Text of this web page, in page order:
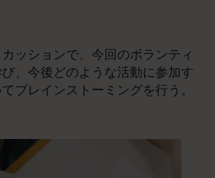
ッションで、今回のボランティ
、今後どのような活動に参加す
ブレインストーミングを行う。